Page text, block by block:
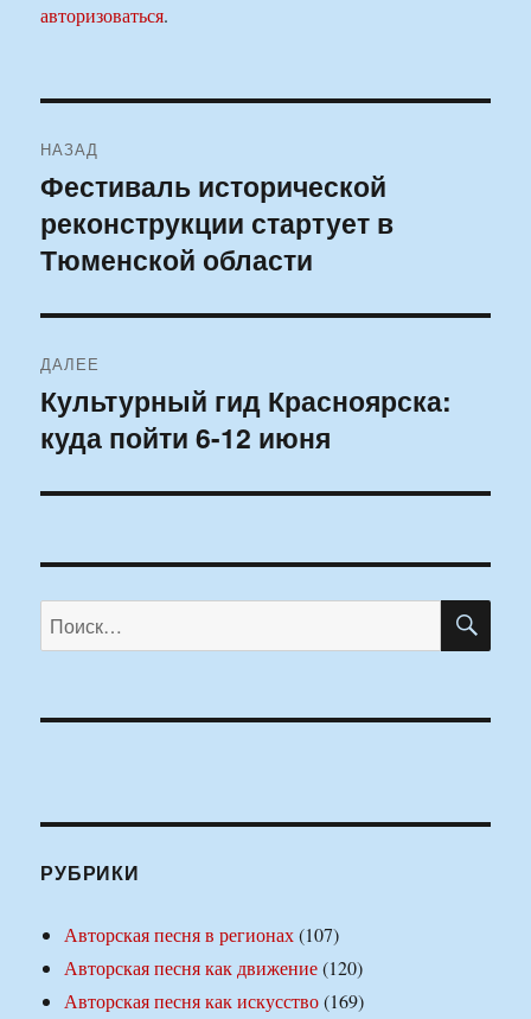
авторизоваться.
по
записям
НАЗАД
Предыдущая
запись:
Фестиваль исторической
реконструкции стартует в
Тюменской области
ДАЛЕЕ
Следующая
запись:
Культурный гид Красноярска:
куда пойти 6-12 июня
Искать:
РУБРИКИ
Авторская песня в регионах(107)
Авторская песня как движение(120)
Авторская песня как искусство(169)